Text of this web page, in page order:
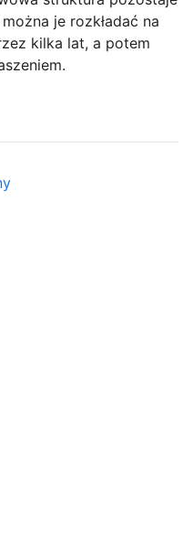
je rozkładać na
kilka lat, a potem